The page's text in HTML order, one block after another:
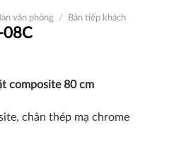
văn phòng / Bàn tiếp khách
08C
composite 80 cm
chân thép mạ chrome